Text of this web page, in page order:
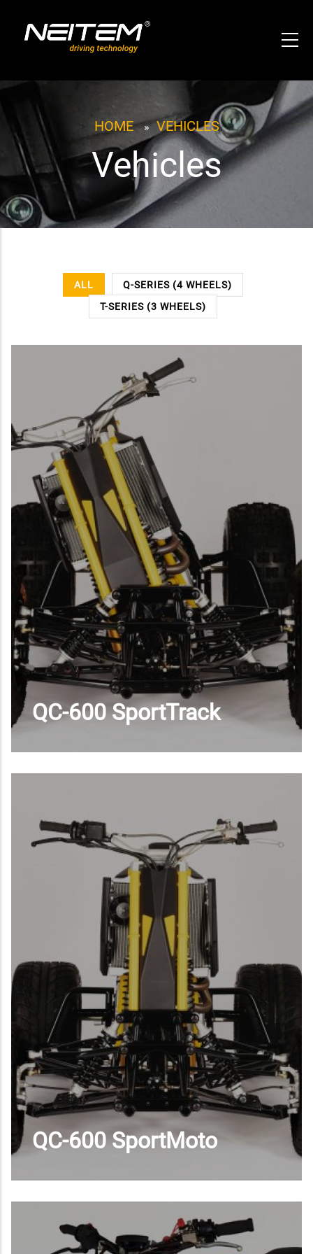
Pfadnavigation
HOME » VEHICLES
Vehicles
ALL
Q-SERIES (4 WHEELS)
T-SERIES (3 WHEELS)
QC-600 SportTrack
MEHR
QC-600 SportMoto